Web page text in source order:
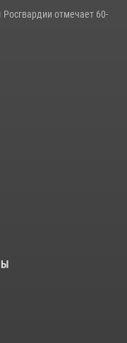
отмечает 60-